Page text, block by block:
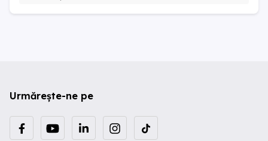
Urmărește-ne pe